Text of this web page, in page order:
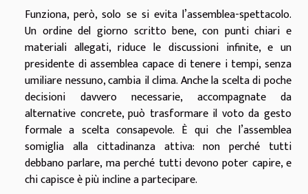
Funziona, però, solo se si evita l’assemblea-spettacolo.
Un ordine del giorno scritto bene, con punti chiari e
materiali allegati, riduce le discussioni infinite, e un
presidente di assemblea capace di tenere i tempi, senza
umiliare nessuno, cambia il clima. Anche la scelta di poche
decisioni davvero necessarie, accompagnate da
alternative concrete, può trasformare il voto da gesto
formale a scelta consapevole. È qui che l’assemblea
somiglia alla cittadinanza attiva: non perché tutti
debbano parlare, ma perché tutti devono poter capire, e
chi capisce è più incline a partecipare.